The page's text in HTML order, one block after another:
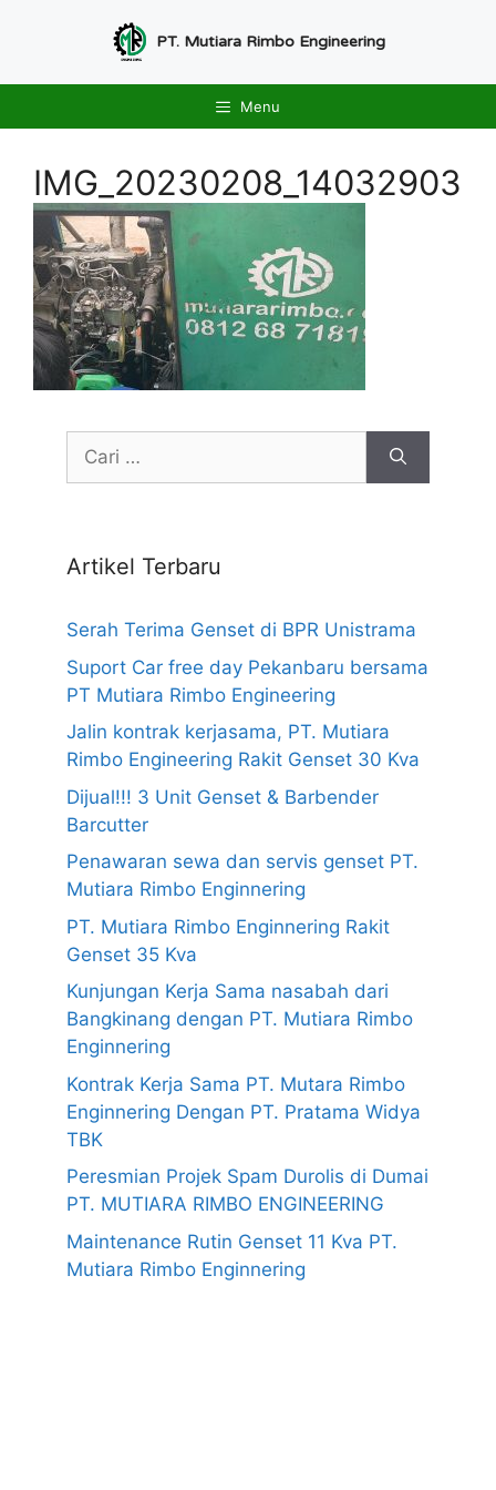
PT. Mutiara Rimbo Engineering
Menu
IMG_20230208_14032903
Cari
Artikel Terbaru
Serah Terima Genset di BPR Unistrama
Suport Car free day Pekanbaru bersama
PT Mutiara Rimbo Engineering
Jalin kontrak kerjasama, PT. Mutiara
Rimbo Engineering Rakit Genset 30 Kva
Dijual!!! 3 Unit Genset & Barbender
Barcutter
Penawaran sewa dan servis genset PT.
Mutiara Rimbo Enginnering
PT. Mutiara Rimbo Enginnering Rakit
Genset 35 Kva
Kunjungan Kerja Sama nasabah dari
Bangkinang dengan PT. Mutiara Rimbo
Enginnering
Kontrak Kerja Sama PT. Mutara Rimbo
Enginnering Dengan PT. Pratama Widya
TBK
Peresmian Projek Spam Durolis di Dumai
PT. MUTIARA RIMBO ENGINEERING
Maintenance Rutin Genset 11 Kva PT.
Mutiara Rimbo Enginnering